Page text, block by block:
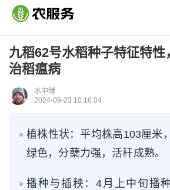
九稻62号水稻种子特征特性
治稻瘟病
水中绿
2024-09-23 10:18:04
植株性状：平均株高103厘米
绿色，分蘖力强，活秆成熟。
播种与插秧：4月上中旬播